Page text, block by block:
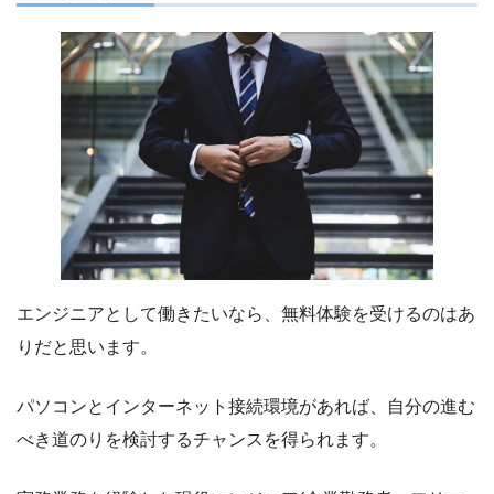
エンジニアとして働きたいなら、無料体験を受けるのはあ
りだと思います。
パソコンとインターネット接続環境があれば、自分の進む
べき道のりを検討するチャンスを得られます。